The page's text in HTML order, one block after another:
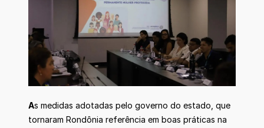
As medidas adotadas pelo governo do estado, que
tornaram Rondônia referência em boas práticas na